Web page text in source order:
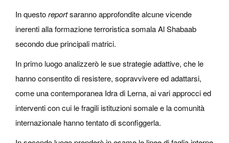
In questoreportsaranno approfondite alcune vicende
inerenti alla formazione terroristica somala Al Shabaab
secondo due principali matrici.
In primo luogo analizzerò le sue strategie adattive, che le
hanno consentito di resistere, sopravvivere ed adattarsi,
come una contemporanea Idra di Lerna, ai vari approcci ed
interventi con cui le fragili istituzioni somale e la comunità
internazionale hanno tentato di sconfiggerla.